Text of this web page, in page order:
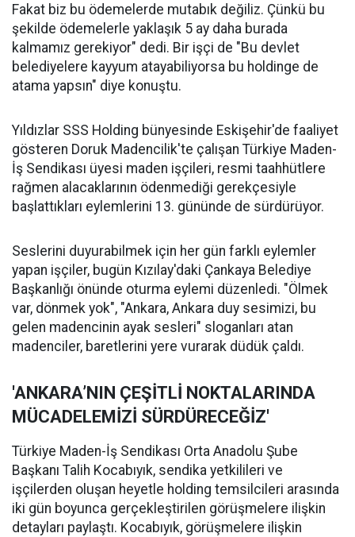
Fakat biz bu ödemelerde mutabık değiliz. Çünkü bu
şekilde ödemelerle yaklaşık 5 ay daha burada
kalmamız gerekiyor" dedi. Bir işçi de "Bu devlet
belediyelere kayyum atayabiliyorsa bu holdinge de
atama yapsın" diye konuştu.
Yıldızlar SSS Holding bünyesinde Eskişehir'de faaliyet
gösteren Doruk Madencilik'te çalışan Türkiye Maden-
İş Sendikası üyesi maden işçileri, resmi taahhütlere
rağmen alacaklarının ödenmediği gerekçesiyle
başlattıkları eylemlerini 13. gününde de sürdürüyor.
Seslerini duyurabilmek için her gün farklı eylemler
yapan işçiler, bugün Kızılay'daki Çankaya Belediye
Başkanlığı önünde oturma eylemi düzenledi. "Ölmek
var, dönmek yok", "Ankara, Ankara duy sesimizi, bu
gelen madencinin ayak sesleri" sloganları atan
madenciler, baretlerini yere vurarak düdük çaldı.
'ANKARA’NIN ÇEŞİTLİ NOKTALARINDA
MÜCADELEMİZİ SÜRDÜRECEĞİZ'
Türkiye Maden-İş Sendikası Orta Anadolu Şube
Başkanı Talih Kocabıyık, sendika yetkilileri ve
işçilerden oluşan heyetle holding temsilcileri arasında
iki gün boyunca gerçekleştirilen görüşmelere ilişkin
detayları paylaştı. Kocabıyık, görüşmelere ilişkin